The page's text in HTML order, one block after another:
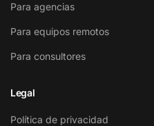
Para agencias
Para equipos remotos
Para consultores
Legal
Política de privacidad